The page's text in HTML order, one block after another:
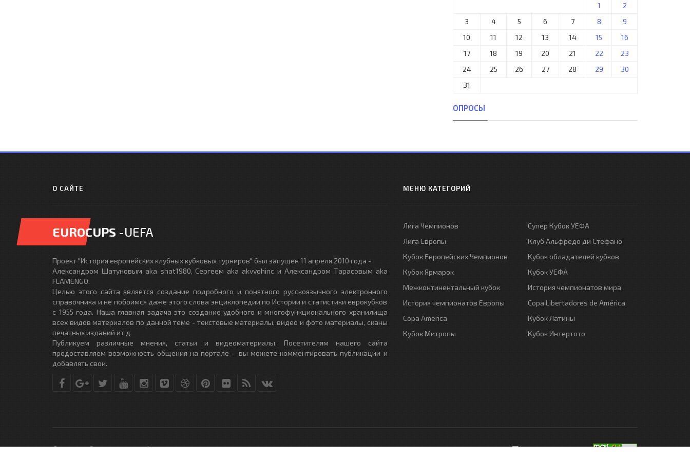
1
2
3
4 5 6 7 8
9
10
11 12 13 14 15
16
17
18 19 20 21 22
23
24
25 26 27 28 29
30
31
ОПРОСЫ
О САЙТЕ
EUROCUPS -UEFA
Проект "История европейских клубных кубковых турниров" был запущен 11 апреля 2010 года -
Александром Шатуновым aka shat1980, Сергеем aka akvvohinc и Александром Тарасовым aka
FLAMENGO.
Целью этого сайта является создание подробного и понятного русскоязычного электронного
справочника и не побоимся даже этого слова энциклопедии по Истории и статистики еврокубков
с 1955 года. Наша главная задача это создание удобного и многофункционального хранилища
всех видов материалов по данной теме - текстовые материалы, видео и фото материалы, сканы
печатных изданий ит.д
Публикуем различные мнения, статьи и видеоматериалы. Посетителям нашего сайта
предоставляем возможность общения на портале – вы можете комментировать публикации и
добавлять свои.
МЕНЮ КАТЕГОРИЙ
Лига Чемпионов
Лига Европы
Кубок Европейских Чемпионов
Кубок Ярмарок
Межконтинентальный кубок
История чемпионатов Европы
Copa America
Кубок Митропы
Супер Кубок УЕФА
Клуб Альфредо ди Стефано
Кубок обладателей кубков
Кубок УЕФА
История чемпионатов мира
Copa Libertadores de América
Кубок Латины
Кубок Интертото
© Copyright © 2010-2017. Разработано студиейDLE-THEME.RU- All Rights Reserved.